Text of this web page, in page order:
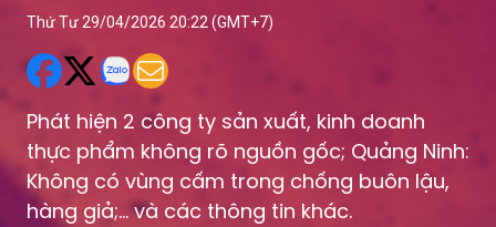
Thứ Tư 29/04/2026 20:22 (GMT+7)
Phát hiện 2 công ty sản xuất, kinh doanh
thực phẩm không rõ nguồn gốc; Quảng Ninh:
Không có vùng cấm trong chống buôn lậu,
hàng giả;... và các thông tin khác.